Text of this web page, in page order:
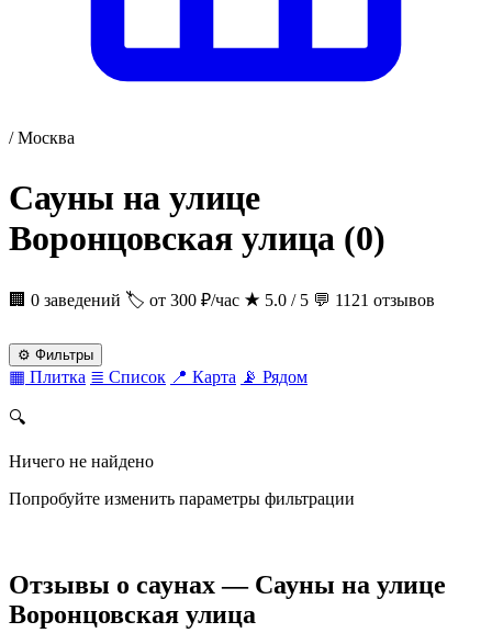
/ Москва
Сауны на улице
Воронцовская улица (0)
🏢 0 заведений 🏷 от 300 ₽/час ★ 5.0 / 5 💬 1121 отзывов
⚙ Фильтры
▦ Плитка ≣ Список 📍 Карта 📡 Рядом
🔍
Ничего не найдено
Попробуйте изменить параметры фильтрации
Отзывы о саунах — Сауны на улице
Воронцовская улица